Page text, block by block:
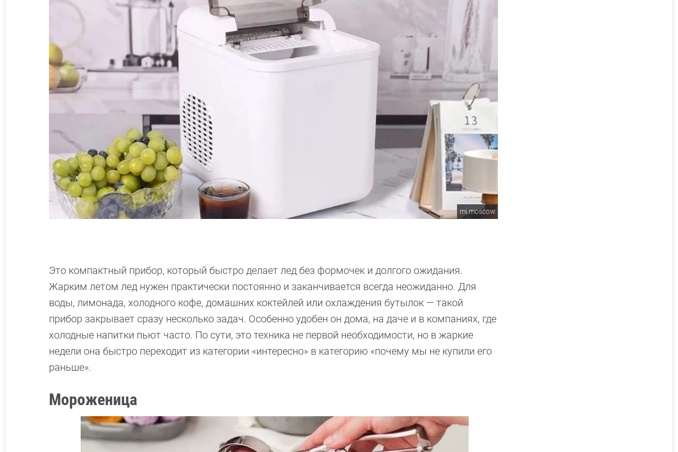
mi.moscow
Это компактный прибор, который быстро делает лед без формочек и долгого ожидания.
Жарким летом лед нужен практически постоянно и заканчивается всегда неожиданно. Для
воды, лимонада, холодного кофе, домашних коктейлей или охлаждения бутылок — такой
прибор закрывает сразу несколько задач. Особенно удобен он дома, на даче и в компаниях, где
холодные напитки пьют часто. По сути, это техника не первой необходимости, но в жаркие
недели она быстро переходит из категории «интересно» в категорию «почему мы не купили его
раньше».
Мороженица